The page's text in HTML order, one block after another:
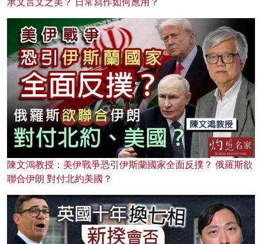
陳文鴻教授：美伊戰爭恐引伊斯蘭國家全面反撲？ 俄羅斯欲
聯合伊朗 對付北約美國？